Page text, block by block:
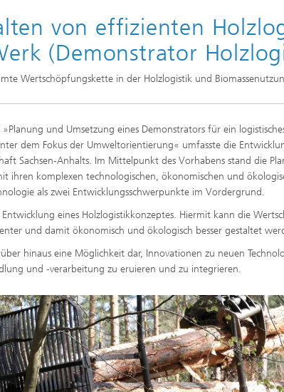
von effizienten
(Demonstrator
Wertschöpfungskette in der Holzlogistik und
und Umsetzung eines Demonstrators für ein
dem Fokus der Umweltorientierung« umfasste die
Sachsen-Anhalts. Im Mittelpunkt des Vorhabens stand die
ihren komplexen technologischen, ökonomischen und
als zwei Entwicklungsschwerpunkte im Vordergrund.
eines Holzlogistikkonzeptes. Hiermit kann die
und damit ökonomisch und ökologisch besser gestaltet
hinaus eine Möglichkeit dar, Innovationen zu neuen
und -verarbeitung zu eruieren und zu integrieren.